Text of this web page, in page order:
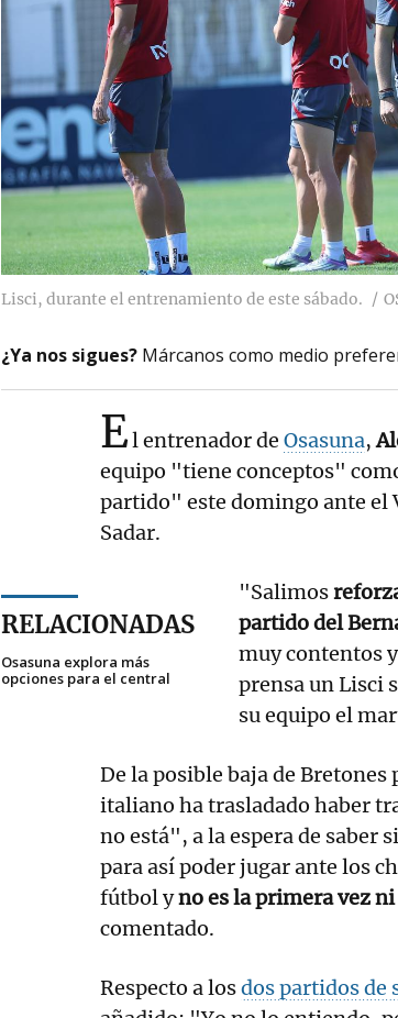
Lisci, durante el entrenamiento de este sábado.
¿Ya nos sigues? Márcanos como medio
El entrenador de Osasuna,
equipo "tiene conceptos"
partido" este domingo ante el
Sadar.
RELACIONADAS
Osasuna explora más
opciones para el central
"Salimos
partido del
muy contentos
prensa un Lisci
su equipo el
De la posible baja de
italiano ha trasladado haber
no está", a la espera de saber
para así poder jugar ante los
fútbol yno es la primera vez
comentado.
Respecto a losdos partidos de